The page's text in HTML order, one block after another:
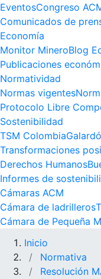
EventosCongreso
Comunicados de
Economía
Monitor MineroBlog
Publicaciones
Normatividad
Normas vigentes
Protocolo Libre
Sostenibilidad
TSM Colombia
Transformaciones
Derechos Humanos
Informes de
Cámaras ACM
Cámara de ladrilleros
Cámara de Pequeña
Inicio
Normativa
Resolución